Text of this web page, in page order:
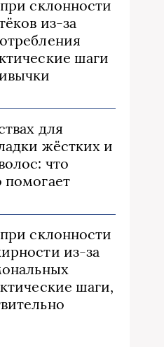
склонности
из‑за
шаги
для
жёстких и
что
помогает
склонности
из‑за
шаги,